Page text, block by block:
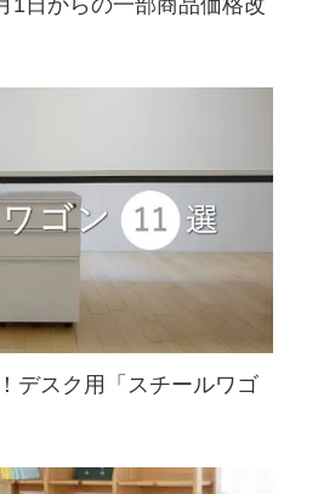
デスク用「スチールワゴ